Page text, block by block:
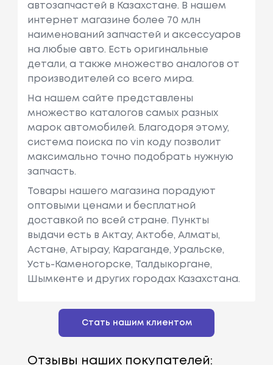
автозапчастей в Казахстане. В нашем
интернет магазине более 70 млн
наименований запчастей и аксессуаров
на любые авто. Есть оригинальные
детали, а также множество аналогов от
производителей со всего мира.
На нашем сайте представлены
множество каталогов самых разных
марок автомобилей. Благодоря этому,
система поиска по vin коду позволит
максимально точно подобрать нужную
запчасть.
Товары нашего магазина порадуют
оптовыми ценами и бесплатной
доставкой по всей стране. Пункты
выдачи есть в Актау, Актобе, Алматы,
Астане, Атырау, Караганде, Уральске,
Усть-Каменогорске, Талдыкоргане,
Шымкенте и других городах Казахстана.
Стать нашим клиентом
Отзывы наших покупателей: